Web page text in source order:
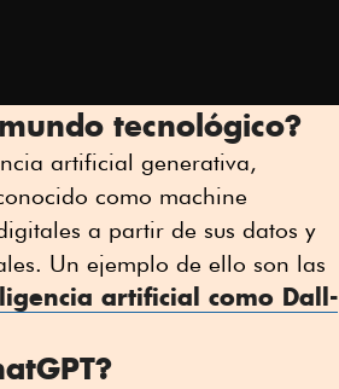
tecnológico?
artificial generativa,
como machine
a partir de sus datos y
Un ejemplo de ello son las
artificial como Dall-